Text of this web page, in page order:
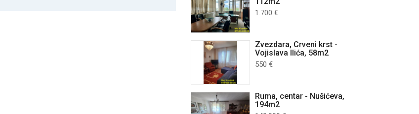
1.700 €
Zvezdara, Crveni krst -
Vojislava Ilića, 58m2
550 €
Ruma, centar - Nušićeva,
194m2